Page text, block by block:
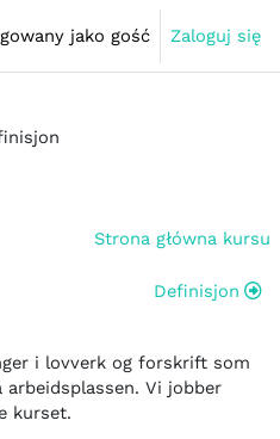
jako gość Zaloguj się
Strona główna kursu
Definisjon
i lovverk og forskrift som
Vi jobber
kurset.